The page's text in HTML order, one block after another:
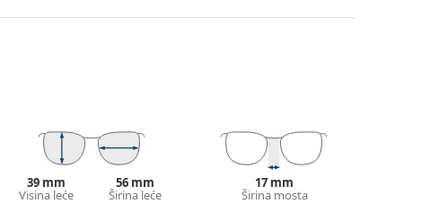
i njegu naočala. Neki modeli umjesto krpe mogu
pronašli više stilova ili provjerite našvodič za
za uporabu.
39 mm
Visina leće
56 mm
Širina leće
17 mm
Širina mosta